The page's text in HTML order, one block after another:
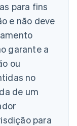
para fins
e não deve
garante a
ou
no
de um
para